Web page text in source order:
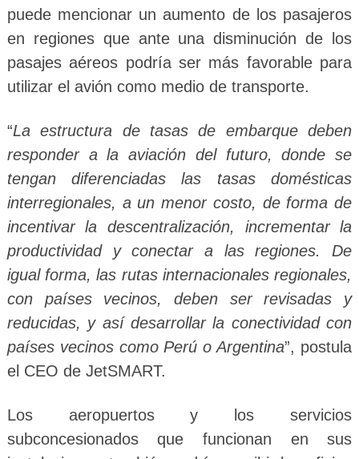
puede mencionar un aumento de los pasajeros
en regiones que ante una disminución de los
pasajes aéreos podría ser más favorable para
utilizar el avión como medio de transporte.
“La estructura de tasas de embarque deben
responder a la aviación del futuro, donde se
tengan diferenciadas las tasas domésticas
interregionales, a un menor costo, de forma de
incentivar la descentralización, incrementar la
productividad y conectar a las regiones. De
igual forma, las rutas internacionales regionales,
con países vecinos, deben ser revisadas y
reducidas, y así desarrollar la conectividad con
países vecinos como Perú o Argentina”, postula
el CEO de JetSMART.
Los aeropuertos y los servicios
subconcesionados que funcionan en sus